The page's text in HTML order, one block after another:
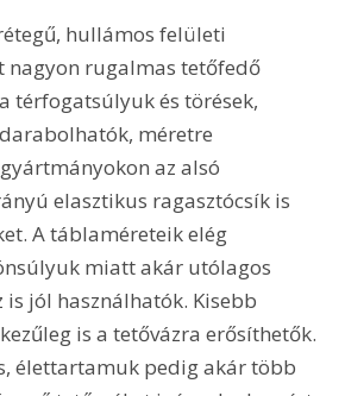
hullámos felületi
rugalmas tetőfedő
térfogatsúlyuk és törések,
méretre
az alsó
elasztikus ragasztócsík is
A táblaméreteik elég
miatt akár utólagos
jól használhatók. Kisebb
is a tetővázra erősíthetők.
élettartamuk pedig akár több